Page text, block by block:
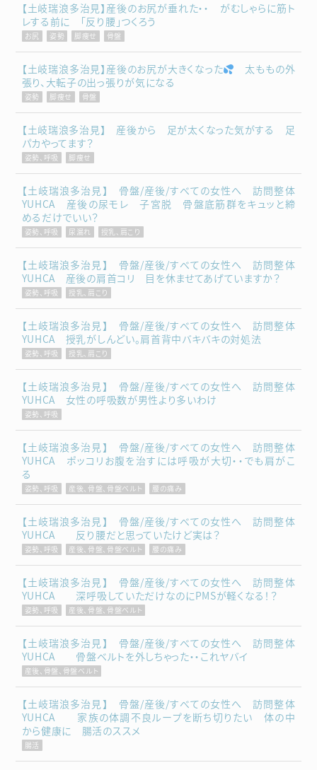
【土岐瑞浪多治見】産後のお尻が垂れた・・ がむしゃらに筋ト
レする前に 「反り腰」つくろう
お尻 姿勢 脚痩せ 骨盤
【土岐瑞浪多治見】産後のお尻が大きくなった
太ももの外
張り、大転子の出っ張りが気になる
姿勢 脚痩せ 骨盤
【土岐瑞浪多治見】 産後から 足が太くなった気がする 足
パカやってます？
姿勢、呼吸 脚痩せ
【土岐瑞浪多治見】 骨盤/産後/すべての女性へ 訪問整体
YUHCA 産後の尿モレ 子宮脱 骨盤底筋群をキュッと締
めるだけでいい？
姿勢、呼吸 尿漏れ 授乳、肩こり
【土岐瑞浪多治見】 骨盤/産後/すべての女性へ 訪問整体
YUHCA 産後の肩首コリ 目を休ませてあげていますか？
姿勢、呼吸 授乳、肩こり
【土岐瑞浪多治見】 骨盤/産後/すべての女性へ 訪問整体
YUHCA 授乳がしんどい。肩首背中バキバキの対処法
姿勢、呼吸 授乳、肩こり
【土岐瑞浪多治見】 骨盤/産後/すべての女性へ 訪問整体
YUHCA 女性の呼吸数が男性より多いわけ
姿勢、呼吸
【土岐瑞浪多治見】 骨盤/産後/すべての女性へ 訪問整体
YUHCA ポッコリお腹を治すには呼吸が大切・・でも肩がこ
る
姿勢、呼吸 産後、骨盤、骨盤ベルト 腰の痛み
【土岐瑞浪多治見】 骨盤/産後/すべての女性へ 訪問整体
YUHCA 反り腰だと思っていたけど実は？
姿勢、呼吸 産後、骨盤、骨盤ベルト 腰の痛み
【土岐瑞浪多治見】 骨盤/産後/すべての女性へ 訪問整体
YUHCA 深呼吸していただけなのにPMSが軽くなる！？
姿勢、呼吸 産後、骨盤、骨盤ベルト
【土岐瑞浪多治見】 骨盤/産後/すべての女性へ 訪問整体
YUHCA 骨盤ベルトを外しちゃった・・これヤバイ
産後、骨盤、骨盤ベルト
【土岐瑞浪多治見】 骨盤/産後/すべての女性へ 訪問整体
YUHCA 家族の体調不良ループを断ち切りたい 体の中
から健康に 腸活のススメ
腸活